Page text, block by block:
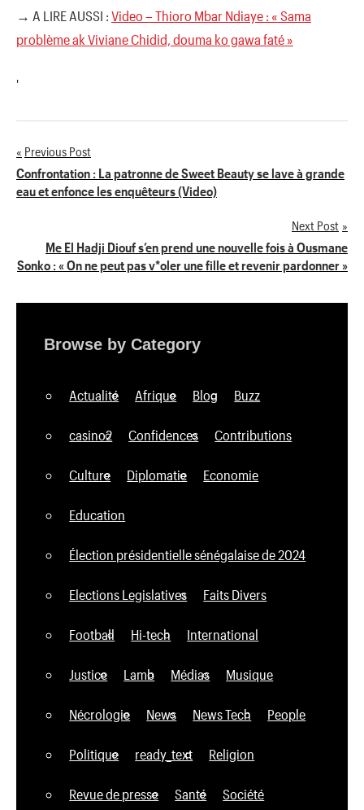
→ A LIRE AUSSI : Video – Thioro Mbar Ndiaye : « Sama
problème ak Viviane Chidid, douma ko gawa faté »
'
Navigation
de
Previous Post
Confrontation : La patronne de Sweet Beauty se lave à grande
eau et enfonce les enquêteurs (Video)
Next Post
Me El Hadji Diouf s’en prend une nouvelle fois à Ousmane
Sonko : « On ne peut pas v*oler une fille et revenir pardonner »
Browse by Category
Actualité Afrique Blog Buzz
casino2 Confidences Contributions
Culture Diplomatie Economie
Education
Élection présidentielle sénégalaise de 2024
Elections Legislatives Faits Divers
Football Hi-tech International
Justice Lamb Médias Musique
Nécrologie News News Tech People
Politique ready_text Religion
Revue de presse Santé Société